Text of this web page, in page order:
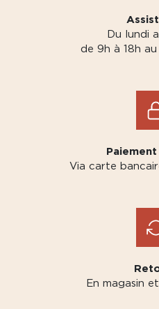
Du lundi
de 9h à 18h au
Via carte
En magasin